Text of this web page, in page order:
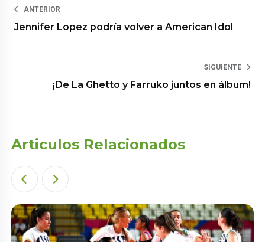
ANTERIOR
Jennifer Lopez podría volver a American Idol
SIGUIENTE
¡De La Ghetto y Farruko juntos en álbum!
Articulos Relacionados